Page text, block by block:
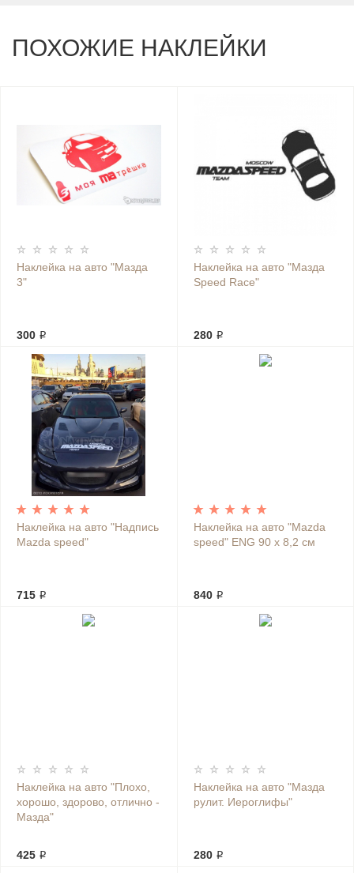
ПОХОЖИЕ НАКЛЕЙКИ
Наклейка на авто "Мазда
3"
300 ₽
Наклейка на авто "Мазда
Speed Race"
280 ₽
Наклейка на авто "Надпись
Mazda speed"
715 ₽
Наклейка на авто "Mazda
speed" ENG 90 х 8,2 см
840 ₽
Наклейка на авто "Плохо,
хорошо, здорово, отлично -
Мазда"
425 ₽
Наклейка на авто "Мазда
рулит. Иероглифы"
280 ₽